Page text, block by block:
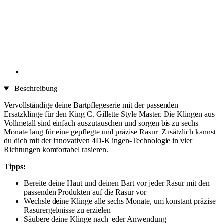
Beschreibung
Vervollständige deine Bartpflegeserie mit der passenden
Ersatzklinge für den King C. Gillette Style Master. Die Klingen aus
Vollmetall sind einfach auszutauschen und sorgen bis zu sechs
Monate lang für eine gepflegte und präzise Rasur. Zusätzlich kannst
du dich mit der innovativen 4D-Klingen-Technologie in vier
Richtungen komfortabel rasieren.
Tipps:
Bereite deine Haut und deinen Bart vor jeder Rasur mit den
passenden Produkten auf die Rasur vor
Wechsle deine Klinge alle sechs Monate, um konstant präzise
Rasurergebnisse zu erzielen
Säubere deine Klinge nach jeder Anwendung